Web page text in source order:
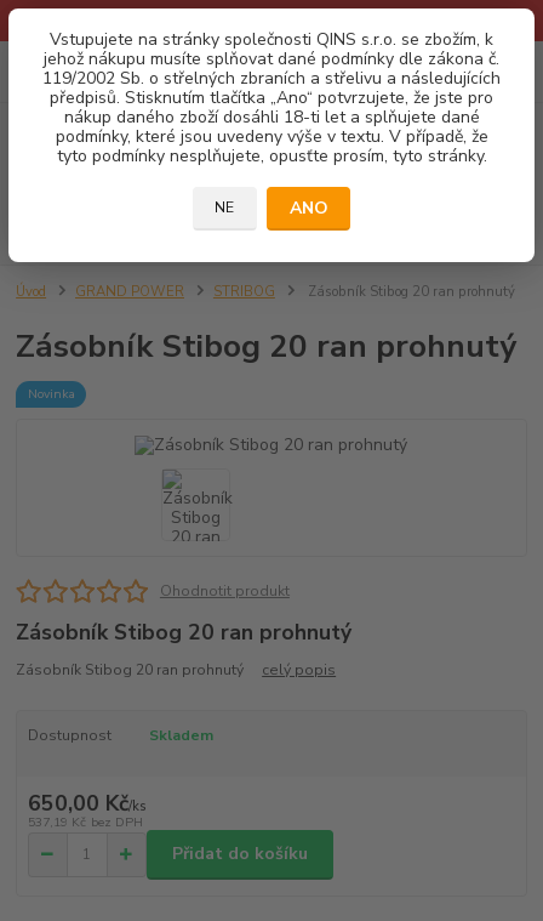
Vstupujete na stránky společnosti QINS s.r.o. se zbožím, k
jehož nákupu musíte splňovat dané podmínky dle zákona č.
119/2002 Sb. o střelných zbraních a střelivu a následujících
předpisů. Stisknutím tlačítka „Ano“ potvrzujete, že jste pro
nákup daného zboží dosáhli 18-ti let a splňujete dané
podmínky, které jsou uvedeny výše v textu. V případě, že
tyto podmínky nesplňujete, opusťte prosím, tyto stránky.
NE ANO
Menu
CZK 0
za0,00 Kč
Úvod GRAND POWER STRIBOG Zásobník Stibog 20 ran prohnutý
Zásobník Stibog 20 ran prohnutý
Novinka
Ohodnotit produkt
Zásobník Stibog 20 ran prohnutý
Zásobník Stibog 20 ran prohnutý celý popis
Dostupnost Skladem
650,00 Kč/ks
537,19 Kč bez DPH
Přidat do košíku